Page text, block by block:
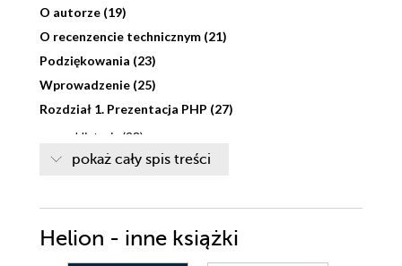
O autorze (19)
O recenzencie technicznym (21)
Podziękowania (23)
Wprowadzenie (25)
Rozdział 1. Prezentacja PHP (27)
Historia (28)
PHP 4 (28)
PHP 5.3 (30)
PHP 6 (30)
Ogólne cechy języka (31)
pokaż cały spis treści
Helion - inne książki